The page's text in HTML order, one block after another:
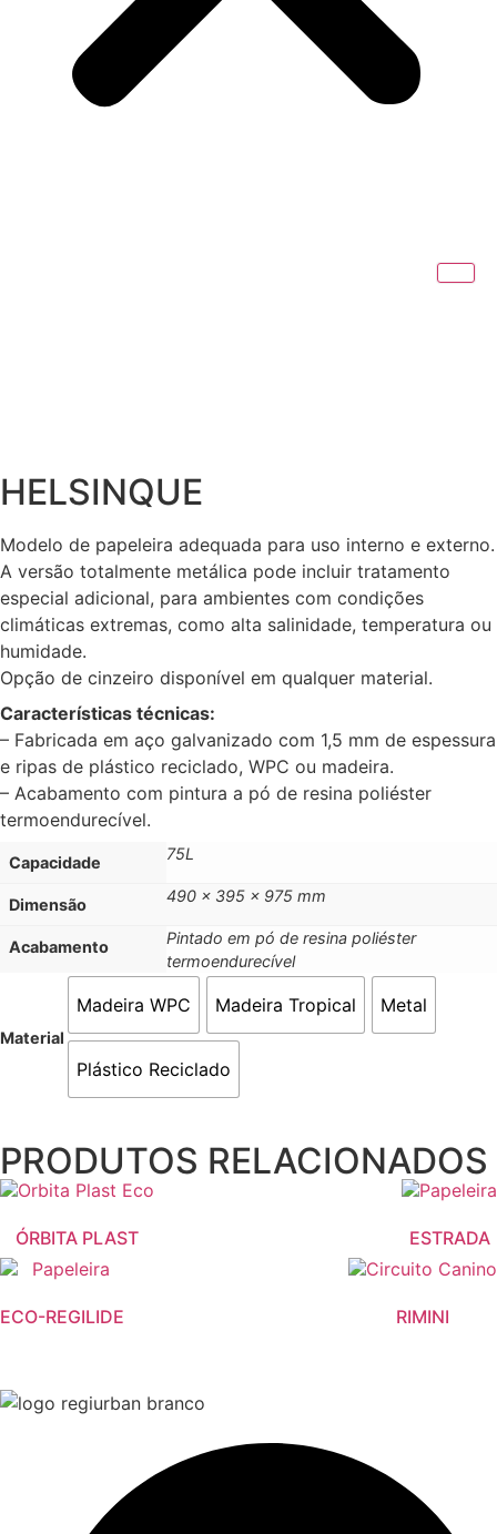
HELSINQUE
Modelo de papeleira adequada para uso interno e externo.
A versão totalmente metálica pode incluir tratamento
especial adicional, para ambientes com condições
climáticas extremas, como alta salinidade, temperatura ou
humidade.
Opção de cinzeiro disponível em qualquer material.
Características técnicas:
– Fabricada em aço galvanizado com 1,5 mm de espessura
e ripas de plástico reciclado, WPC ou madeira.
– Acabamento com pintura a pó de resina poliéster
termoendurecível.
Capacidade 75L
Dimensão 490 x 395 x 975 mm
Acabamento
Pintado em pó de resina poliéster
termoendurecível
Material
Madeira WPC Madeira Tropical Metal
Plástico Reciclado
PRODUTOS RELACIONADOS
ÓRBITA PLAST ESTRADA
ECO-REGILIDE RIMINI